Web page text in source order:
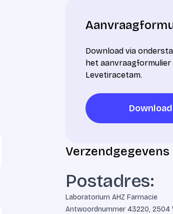
Download via
het aanvraagformulier
Levetiracetam.
Verzendgegevens
Postadres:
Laboratorium AHZ Farmacie
Antwoordnummer 43220, 2504